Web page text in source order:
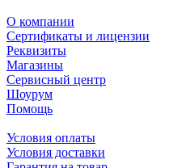
О компании
Сертификаты и лицензии
Реквизиты
Магазины
Сервисный центр
Шоурум
Помощь
Условия оплаты
Условия доставки